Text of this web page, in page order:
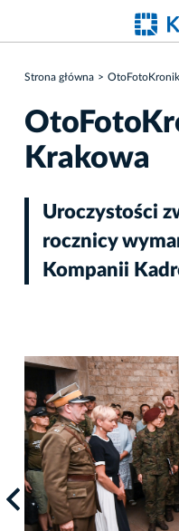
Strona główna
Krakowa
Uroczystości
rocznicy
Kompanii